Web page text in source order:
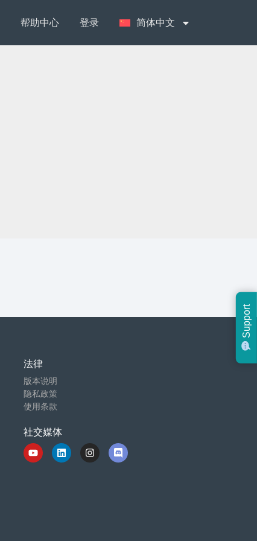
帮助中心 登录 简体中文
法律
版本说明
隐私政策
使用条款
社交媒体
Support